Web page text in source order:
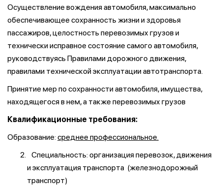
Осуществление вождения автомобиля, максимально
обеспечивающее сохранность жизни и здоровья
пассажиров, целостность перевозимых грузов и
технически исправное состояние самого автомобиля,
руководствуясь Правилами дорожного движения,
правилами технической эксплуатации автотранспорта.
Принятие мер по сохранности автомобиля, имущества,
находящегося в нем, а также перевозимых грузов
Квалификационные требования:
Образование: среднее профессиональное.
Специальность: организация перевозок, движения
и эксплуатация транспорта (железнодорожный
транспорт)